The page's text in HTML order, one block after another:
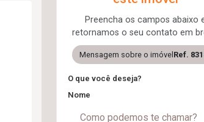
Preencha os campos abaixo
retornamos o seu contato em
Mensagem sobre o imóvel Ref.
O que você deseja?
Nome